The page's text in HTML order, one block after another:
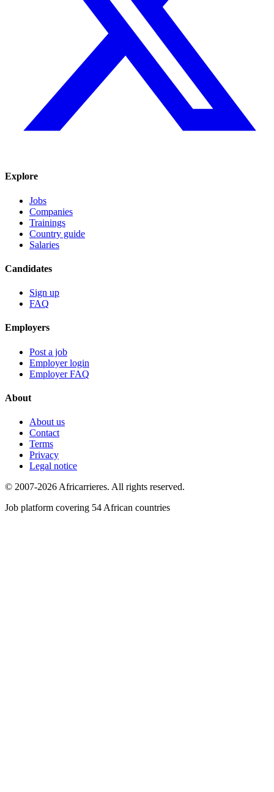
Explore
Jobs
Companies
Trainings
Country guide
Salaries
Candidates
Sign up
FAQ
Employers
Post a job
Employer login
Employer FAQ
About
About us
Contact
Terms
Privacy
Legal notice
© 2007-2026 Africarrieres. All rights reserved.
Job platform covering 54 African countries